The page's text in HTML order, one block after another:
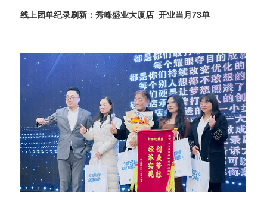
线上团单纪录刷新：秀峰盛业大厦店 开业当月73单